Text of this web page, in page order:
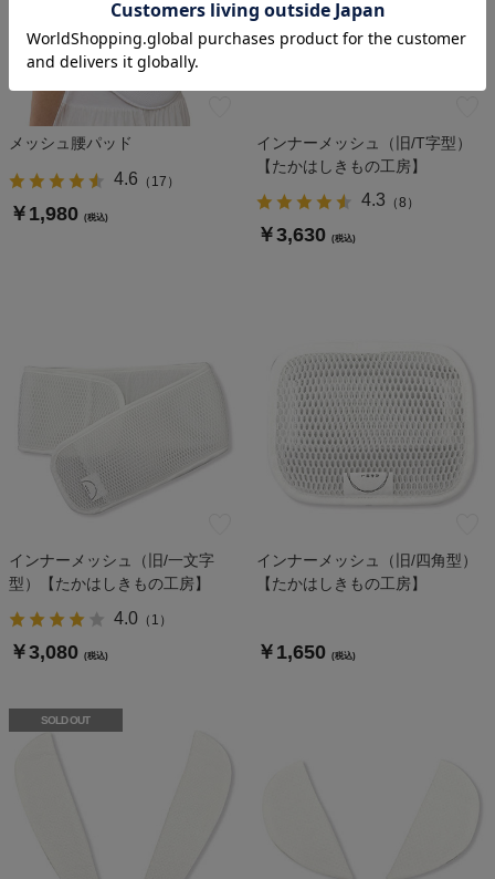
メッシュ腰パッド
4.6 （ 17 ）
￥1,980 (税込)
インナーメッシュ（旧/T字型）
【たかはしきもの工房】
4.3 （8 ）
￥3,630 (税込)
インナーメッシュ（旧/一文字
型）【たかはしきもの工房】
4.0（ 1 ）
￥3,080 (税込)
インナーメッシュ（旧/四角型）
【たかはしきもの工房】
￥1,650 (税込)
SOLD OUT